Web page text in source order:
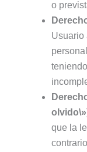
o
Usuario
que la